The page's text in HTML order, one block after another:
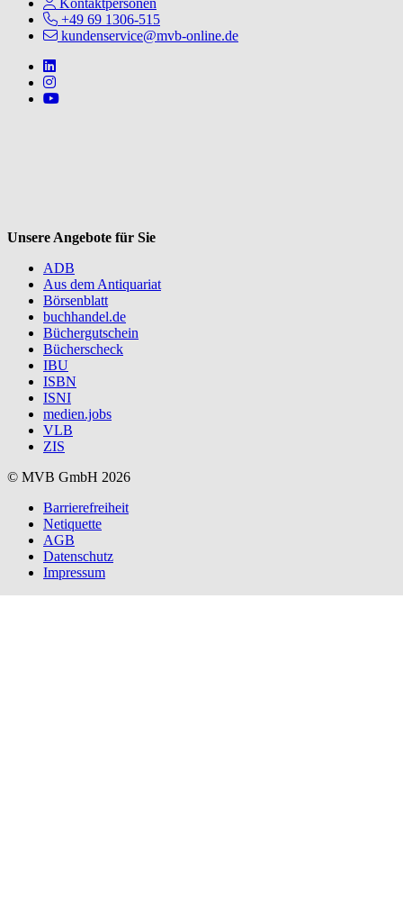
+49 69 1306-515
kundenservice@mvb-online.de
Follow us on https://www.linkedin.com/company/mvbbooks
Follow us on https://www.instagram.com/lifeatmvb/
Follow us on https://www.youtube.com/@mvbbooks
Unsere Angebote für Sie
ADB
Aus dem Antiquariat
Börsenblatt
buchhandel.de
Büchergutschein
Bücherscheck
IBU
ISBN
ISNI
medien.jobs
VLB
ZIS
© MVB GmbH 2026
Barrierefreiheit
Netiquette
AGB
Datenschutz
Impressum